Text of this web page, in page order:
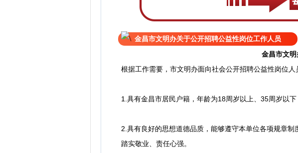
金昌市文明办关于公开招聘公益性岗位工作人员
金昌市文
根据工作需要，市文明办面向社会公开招聘公益性岗位人
1.具有金昌市居民户籍，年龄为18周岁以上、35周岁以
2.具有良好的思想道德品质，能够遵守本单位各项规章
踏实敬业、责任心强。